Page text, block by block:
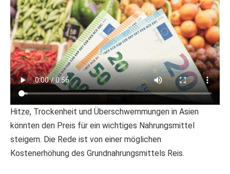
Hitze, Trockenheit und Überschwemmungen in Asien
könnten den Preis für ein wichtiges Nahrungsmittel
steigern. Die Rede ist von einer möglichen
Kostenerhöhung des Grundnahrungsmittels Reis.